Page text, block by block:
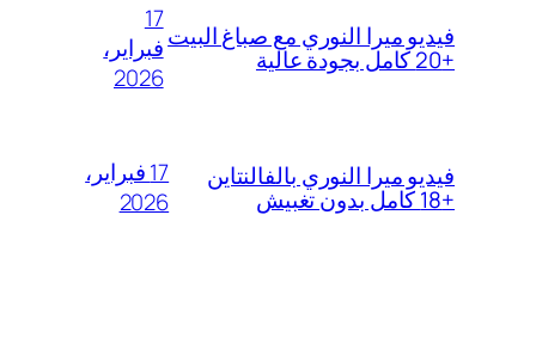
فيديو ميرا النوري مع صباغ البيت
+20 كامل بجودة عالية
17
فبراير،
2026
فيديو ميرا النوري بالفالنتاين
+18 كامل بدون تغبيش
17 فبراير،
2026